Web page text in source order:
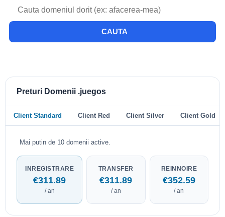
CAUTA
Preturi Domenii .juegos
Client Standard Client Red Client Silver Client Gold
Mai putin de 10 domenii active.
INREGISTRARE
€311.89
/ an
TRANSFER
€311.89
/ an
REINNOIRE
€352.59
/ an